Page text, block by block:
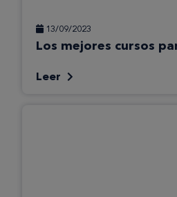
13/09/2023
Los mejores cursos
Leer